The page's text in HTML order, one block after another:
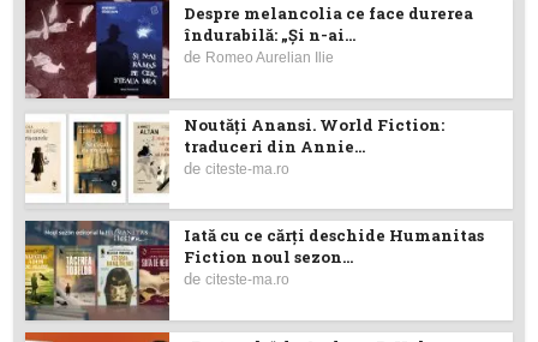
Despre melancolia ce face durerea
îndurabilă: „Și n-ai...
de Romeo Aurelian Ilie
Noutăţi Anansi. World Fiction:
traduceri din Annie...
deciteste-ma.ro
Iată cu ce cărţi deschide Humanitas
Fiction noul sezon...
deciteste-ma.ro